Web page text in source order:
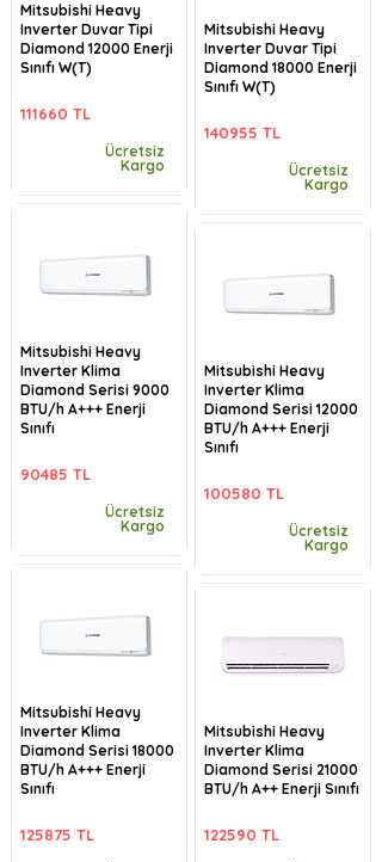
Mitsubishi Heavy
Inverter Duvar Tipi
Diamond 12000 Enerji
Sınıfı W(T)
111660 TL
Ücretsiz
Kargo
Mitsubishi Heavy
Inverter Klima
Diamond Serisi 9000
BTU/h A+++ Enerji
Sınıfı
90485 TL
Ücretsiz
Kargo
Mitsubishi Heavy
Inverter Klima
Diamond Serisi 18000
BTU/h A+++ Enerji
Sınıfı
125875 TL
Mitsubishi Heavy
Inverter Duvar Tipi
Diamond 18000 Enerji
Sınıfı W(T)
140955 TL
Ücretsiz
Kargo
Mitsubishi Heavy
Inverter Klima
Diamond Serisi 12000
BTU/h A+++ Enerji
Sınıfı
100580 TL
Ücretsiz
Kargo
Mitsubishi Heavy
Inverter Klima
Diamond Serisi 21000
BTU/h A++ Enerji Sınıfı
122590 TL